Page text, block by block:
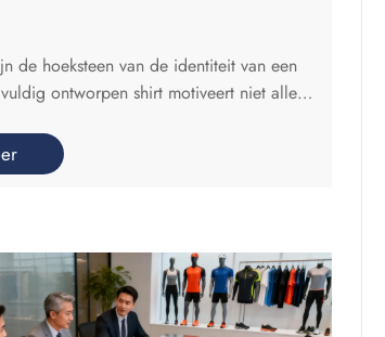
de hoeksteen van de identiteit van een
ontworpen shirt motiveert niet alleen
van eenheid en trots. Als u graag uw